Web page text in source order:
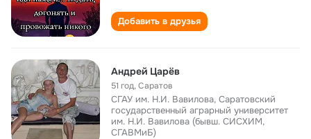
Добавить в друзья
Андрей Царёв
51 год,Саратов
СГАУ им. Н.И. Вавилова, Саратовский
государственный аграрный университет
им. Н.И. Вавилова (бывш. СИСХИМ,
СГАВМиБ)